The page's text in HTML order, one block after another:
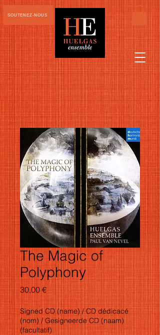
SOUTENEZ-NOUS
The Magic of
Polyphony
30,00 €Prix
Signed CD (name) / CD dédicacé
(nom) / Gesigneerde CD (naam)
(facultatif)